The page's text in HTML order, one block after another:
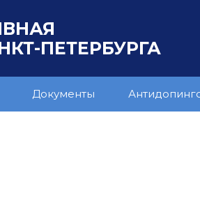
ПЕТЕРБУРГА
Документы